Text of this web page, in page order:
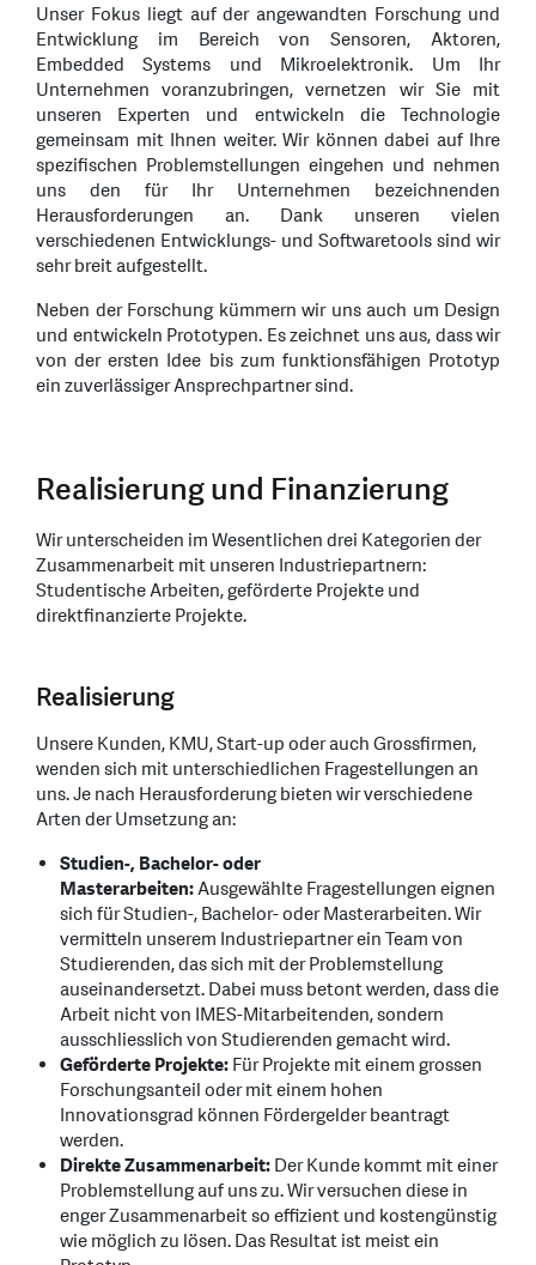
Unser Fokus liegt auf der angewandten Forschung und
Entwicklung im Bereich von Sensoren, Aktoren,
Embedded Systems und Mikroelektronik. Um Ihr
Unternehmen voranzubringen, vernetzen wir Sie mit
unseren Experten und entwickeln die Technologie
gemeinsam mit Ihnen weiter. Wir können dabei auf Ihre
spezifischen Problemstellungen eingehen und nehmen
uns den für Ihr Unternehmen bezeichnenden
Herausforderungen an. Dank unseren vielen
verschiedenen Entwicklungs- und Softwaretools sind wir
sehr breit aufgestellt.
Neben der Forschung kümmern wir uns auch um Design
und entwickeln Prototypen. Es zeichnet uns aus, dass wir
von der ersten Idee bis zum funktionsfähigen Prototyp
ein zuverlässiger Ansprechpartner sind.
Realisierung und Finanzierung
Wir unterscheiden im Wesentlichen drei Kategorien der
Zusammenarbeit mit unseren Industriepartnern:
Studentische Arbeiten, geförderte Projekte und
direktfinanzierte Projekte.
Realisierung
Unsere Kunden, KMU, Start-up oder auch Grossfirmen,
wenden sich mit unterschiedlichen Fragestellungen an
uns. Je nach Herausforderung bieten wir verschiedene
Arten der Umsetzung an:
Studien-, Bachelor- oder
Masterarbeiten:Ausgewählte Fragestellungen eignen
sich für Studien-, Bachelor- oder Masterarbeiten. Wir
vermitteln unserem Industriepartner ein Team von
Studierenden, das sich mit der Problemstellung
auseinandersetzt. Dabei muss betont werden, dass die
Arbeit nicht von IMES-Mitarbeitenden, sondern
ausschliesslich von Studierenden gemacht wird.
Geförderte Projekte:Für Projekte mit einem grossen
Forschungsanteil oder mit einem hohen
Innovationsgrad können Fördergelder beantragt
werden.
Direkte Zusammenarbeit:Der Kunde kommt mit einer
Problemstellung auf uns zu. Wir versuchen diese in
enger Zusammenarbeit so effizient und kostengünstig
wie möglich zu lösen. Das Resultat ist meist ein